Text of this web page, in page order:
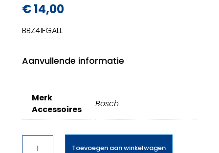
€14,00
BBZ41FGALL
Aanvullende informatie
Merk
Accessoires
Bosch
Toevoegen aan winkelwagen